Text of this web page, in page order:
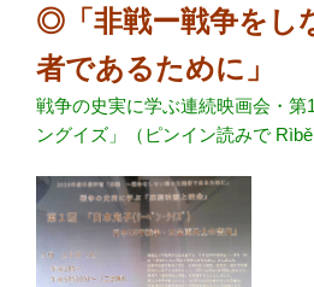
◎「非戦ー戦争をし
者であるために」
戦争の史実に学ぶ連続映画会・
ングイズ」（ピンイン読みで